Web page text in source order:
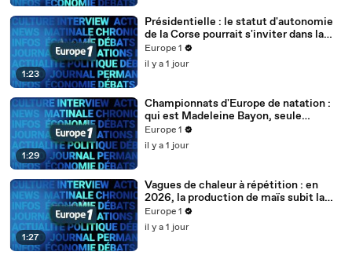
1:23
Présidentielle : le statut d'autonomie
de la Corse pourrait s'inviter dans la
campagne
Europe 1
il y a 1 jour
1:29
Championnats d'Europe de natation :
qui est Madeleine Bayon, seule
représentante française de l'épreuve
de plongeon haut-vol ?
Europe 1
il y a 1 jour
1:27
Vagues de chaleur à répétition : en
2026, la production de maïs subit la
pire année du siècle
Europe 1
il y a 1 jour